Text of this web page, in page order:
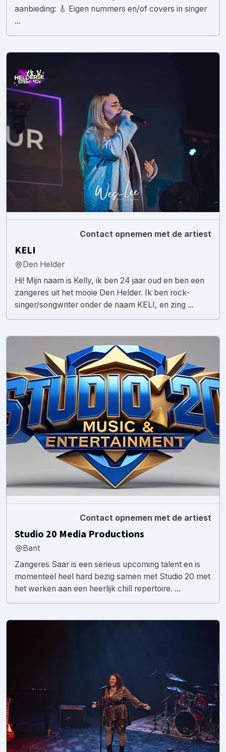
aanbieding: 🎸 Eigen nummers en/of covers in singer
...
Contact opnemen met de artiest
KELI
Den Helder
Hi! Mijn naam is Kelly, ik ben 24 jaar oud en ben een
zangeres uit het mooie Den Helder. Ik ben rock-
singer/songwriter onder de naam KELI, en zing ...
Contact opnemen met de artiest
Studio 20 Media Productions
Bant
Zangeres Saar is een serieus upcoming talent en is
momenteel heel hard bezig samen met Studio 20 met
het werken aan een heerlijk chill repertoire. ...